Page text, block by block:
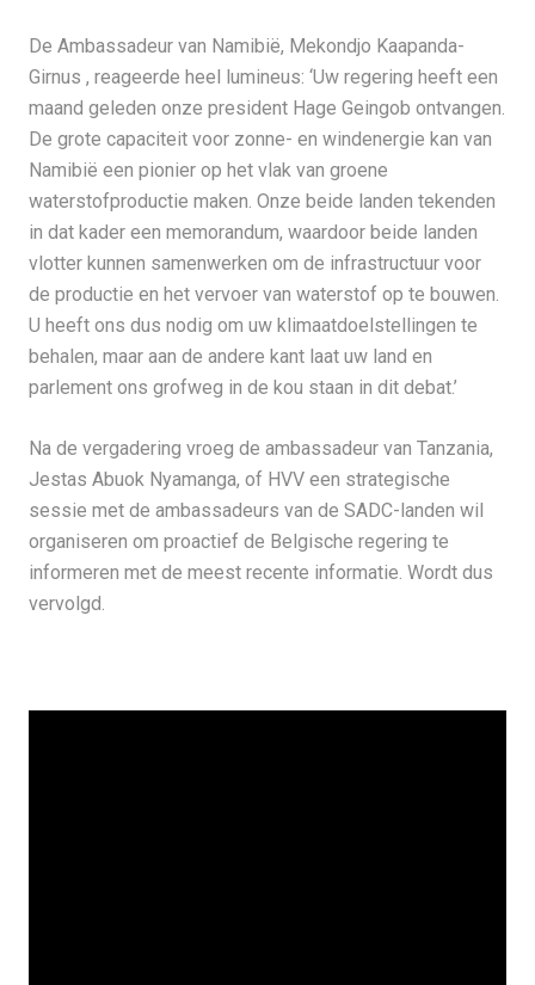
De Ambassadeur van Namibië, Mekondjo Kaapanda-
Girnus , reageerde heel lumineus: ‘Uw regering heeft een
maand geleden onze president Hage Geingob ontvangen.
De grote capaciteit voor zonne- en windenergie kan van
Namibië een pionier op het vlak van groene
waterstofproductie maken. Onze beide landen tekenden
in dat kader een memorandum, waardoor beide landen
vlotter kunnen samenwerken om de infrastructuur voor
de productie en het vervoer van waterstof op te bouwen.
U heeft ons dus nodig om uw klimaatdoelstellingen te
behalen, maar aan de andere kant laat uw land en
parlement ons grofweg in de kou staan in dit debat.’
Na de vergadering vroeg de ambassadeur van Tanzania,
Jestas Abuok Nyamanga, of HVV een strategische
sessie met de ambassadeurs van de SADC-landen wil
organiseren om proactief de Belgische regering te
informeren met de meest recente informatie. Wordt dus
vervolgd.